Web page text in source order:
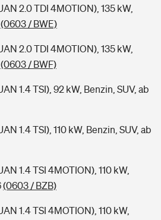
2.0 TDI 4MOTION), 135 kW,
(0603 / BWE)
2.0 TDI 4MOTION), 135 kW,
(0603 / BWF)
1.4 TSI), 92 kW, Benzin, SUV, ab
1.4 TSI), 110 kW, Benzin, SUV, ab
1.4 TSI 4MOTION), 110 kW,
(0603 / BZB)
1.4 TSI 4MOTION), 110 kW,